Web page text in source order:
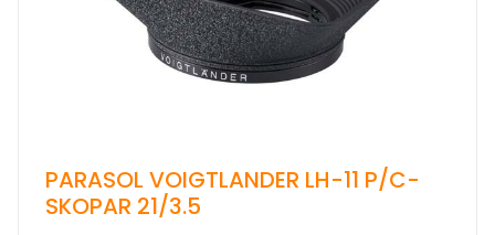
PARASOL VOIGTLANDER LH-11 P/C-
SKOPAR 21/3.5